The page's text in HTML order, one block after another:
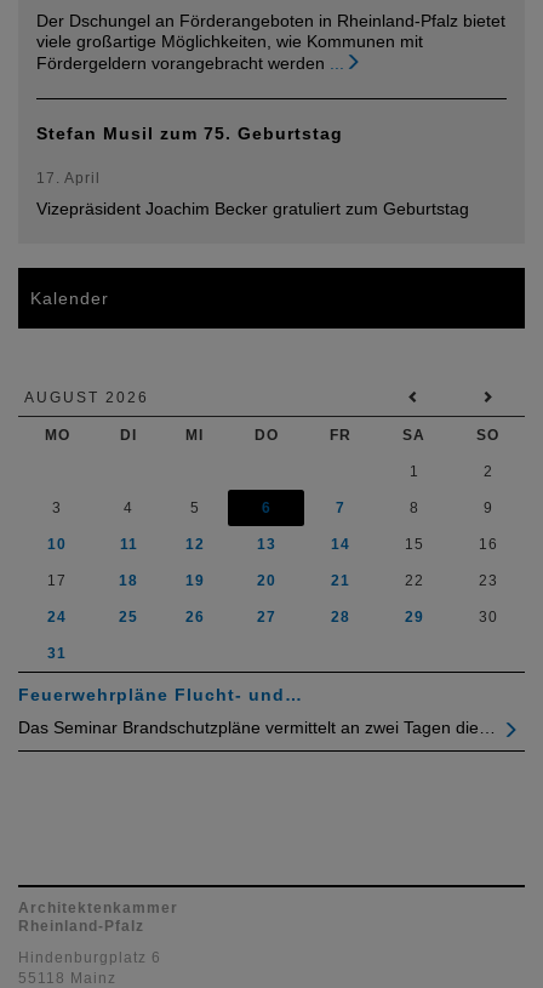
Der Dschungel an Förderangeboten in Rheinland-Pfalz bietet
viele großartige Möglichkeiten, wie Kommunen mit
Fördergeldern vorangebracht werden
Stefan Musil zum 75. Geburtstag
17. April
Vizepräsident Joachim Becker gratuliert zum Geburtstag
Kalender
AUGUST 2026
MO DI MI DO FR SA SO
1 2
3 4 5 6 7 8 9
10 11 12 13 14 15 16
17 18 19 20 21 22 23
24 25 26 27 28 29 30
31
Feuerwehrpläne Flucht- und…
Das Seminar Brandschutzpläne vermittelt an zwei Tagen die…
Architektenkammer
Rheinland-Pfalz
Hindenburgplatz 6
55118 Mainz